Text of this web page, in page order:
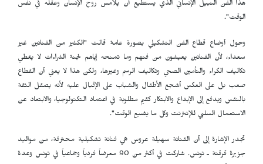
هذا الفن النبيل الإنساني الذي يستطيع أن يلامس روح الإنسان وعقله في نفس
الوقت".
وحول أوضاع قطاع الفن التشكيلي بصورة عامة قالت "الكثير من الفنانين غير
سعداء، لأن الفنانين يعيشون من فنهم وما تمنحه إياهم لجنة الشراءات لا يغطي
تكاليف الكراء والتأمين الصحي وتكاليف الرسم وغيرها، ولكن هذا لا يعني أن القطاع
صعب بل على العكس أشجع الأطفال والشباب على الإقبال عليه لأنه يصقل الثقة
بالنفس ويدفع إلى الإبداع والابتكار كقيم مطلوبة في اعتماد التكنولوجيا، والابتعاد عن
الاستعمال السلبي للإنترنت وكل ما يضيع الوقت".
تجدر الإشارة إلى أن الفنانة سهيلة عروس هي فنانة تشكيلية محترفة، من مواليد
جزيرة قرقنة ـ تونس. شاركت في أكثر من 90 معرضاً فردياً وجماعياً في تونس وعدة